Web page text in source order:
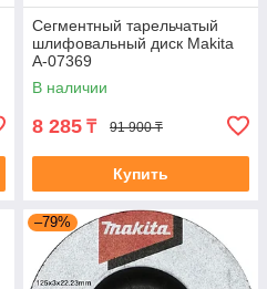
Сегментный тарельчатый
шлифовальный диск Makita
A-07369
В наличии
8 285 ₸ 91 900 ₸
Купить
–79%